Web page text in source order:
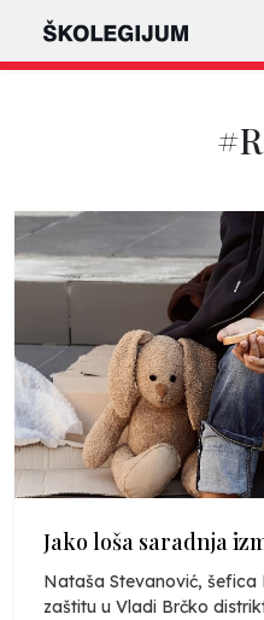
Jako loša saradnja
Nataša Stevanović,
zaštitu u Vladi Brčko